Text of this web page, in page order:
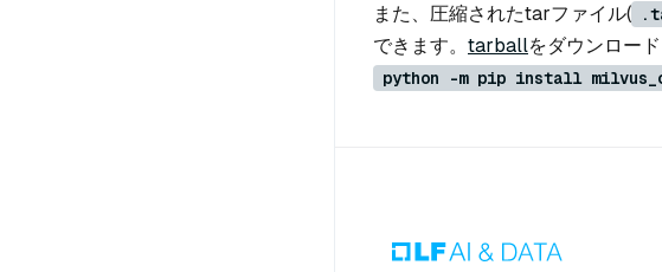
また、圧縮されたtarファイル(
できます。 tarballをダウンロード
python -m pip install